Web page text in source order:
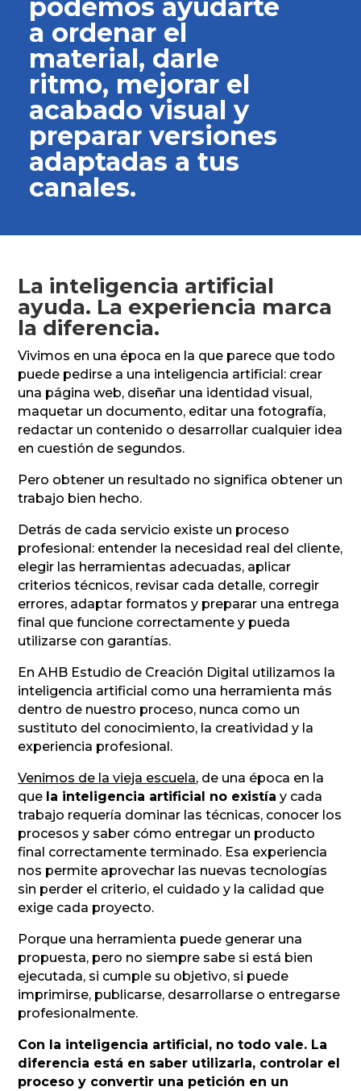
podemos ayudarte
a ordenar el
material, darle
ritmo, mejorar el
acabado visual y
preparar versiones
adaptadas a tus
canales.
La inteligencia artificial
ayuda. La experiencia marca
la diferencia.
Vivimos en una época en la que parece que todo
puede pedirse a una inteligencia artificial: crear
una página web, diseñar una identidad visual,
maquetar un documento, editar una fotografía,
redactar un contenido o desarrollar cualquier idea
en cuestión de segundos.
Pero obtener un resultado no significa obtener un
trabajo bien hecho.
Detrás de cada servicio existe un proceso
profesional: entender la necesidad real del cliente,
elegir las herramientas adecuadas, aplicar
criterios técnicos, revisar cada detalle, corregir
errores, adaptar formatos y preparar una entrega
final que funcione correctamente y pueda
utilizarse con garantías.
En AHB Estudio de Creación Digital utilizamos la
inteligencia artificial como una herramienta más
dentro de nuestro proceso, nunca como un
sustituto del conocimiento, la creatividad y la
experiencia profesional.
Venimos de la vieja escuela, de una época en la
que la inteligencia artificial no existía y cada
trabajo requería dominar las técnicas, conocer los
procesos y saber cómo entregar un producto
final correctamente terminado. Esa experiencia
nos permite aprovechar las nuevas tecnologías
sin perder el criterio, el cuidado y la calidad que
exige cada proyecto.
Porque una herramienta puede generar una
propuesta, pero no siempre sabe si está bien
ejecutada, si cumple su objetivo, si puede
imprimirse, publicarse, desarrollarse o entregarse
profesionalmente.
Con la inteligencia artificial, no todo vale. La
diferencia está en saber utilizarla, controlar el
proceso y convertir una petición en un